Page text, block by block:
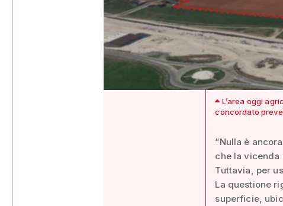
L’area oggi
concordato
“Nulla è
che la vicenda
Tuttavia, per
La questione
superficie,